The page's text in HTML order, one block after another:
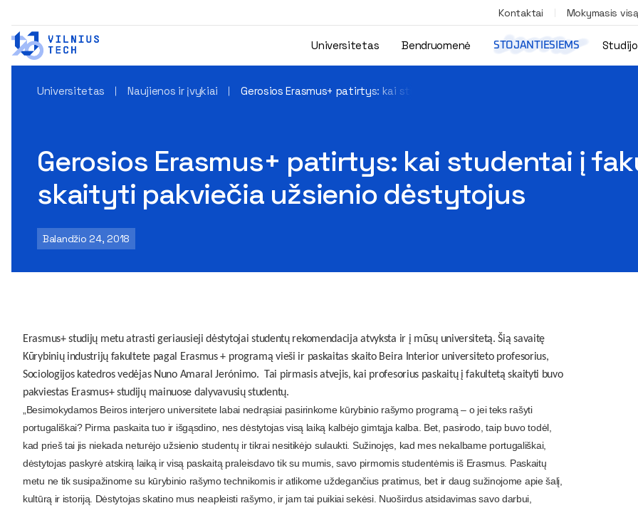
Kontaktai Mokymasis
Universitetas Bendruomenė STOJANTIESIEMS
Universitetas Naujienos ir įvykiai Gerosios Erasmus+ patirtys: kai studentai į fakultetą paskaitų skaityti
Gerosios Erasmus+ patirtys: kai studentai į
skaityti pakviečia užsienio dėstytojus
Balandžio 24, 2018
Erasmus+ studijų metu atrasti geriausieji dėstytojai studentų rekomendacija atvyksta ir į mūsų universitetą. Šią savaitę
Kūrybinių industrijų fakultete pagal Erasmus + programą vieši ir paskaitas skaito Beira Interioruniversiteto profesorius,
Sociologijos katedros vedėjas Nuno Amaral Jerónimo. Tai pirmasis atvejis, kai profesorius paskaitų į fakultetą skaityti buvo
pakviestas Erasmus+ studijų mainuose dalyvavusių studentų.
„Besimokydamos Beiros interjero universitete labai nedrąsiai pasirinkome kūrybinio rašymo programą – o jei teks rašyti
portugališkai? Pirma paskaita tuo ir išgąsdino, nes dėstytojas visą laiką kalbėjo gimtąja kalba. Bet, pasirodo, taip buvo todėl,
kad prieš tai jis niekada neturėjo užsienio studentų ir tikrai nesitikėjo sulaukti. Sužinojęs, kad mes nekalbame portugališkai,
dėstytojas paskyrė atskirą laiką ir visą paskaitą praleisdavo tik su mumis, savo pirmomis studentėmis iš Erasmus. Paskaitų
metu ne tik susipažinome su kūrybinio rašymo technikomis ir atlikome uždegančius pratimus, bet ir daug sužinojome apie šalį,
kultūrą ir istoriją. Dėstytojas skatino mus neapleisti rašymo, ir jam tai puikiai sekėsi. Nuoširdus atsidavimas savo darbui,